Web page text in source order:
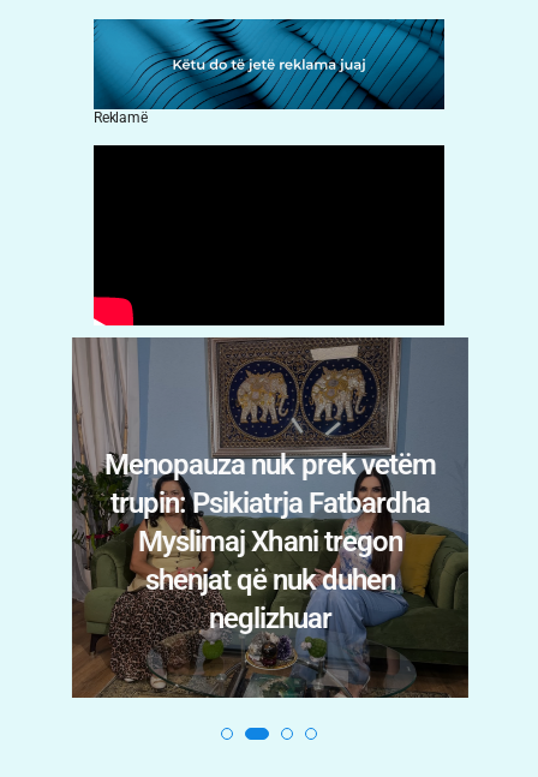
Reklamë
Menopauza nuk prek vetëm
trupin: Psikiatrja Fatbardha
Myslimaj Xhani tregon
shenjat që nuk duhen
neglizhuar